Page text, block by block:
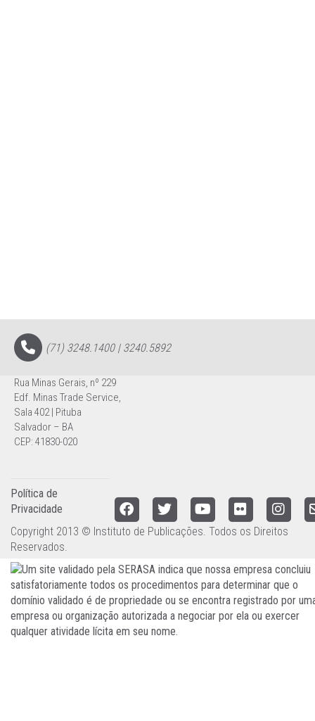
(71) 3248.1400 | 3240.5892
Rua Minas Gerais, nº 229
Edf. Minas Trade Service,
Sala 402 | Pituba
Salvador – BA
CEP: 41830-020
Política de
Privacidade
Copyright 2013 © Instituto de Publicações. Todos os Direitos
Reservados.